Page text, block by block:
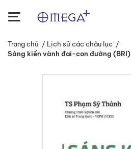
Trang chủ / Lịch sử các châu lục /
Sáng kiến vành đai-con đường (BRI)